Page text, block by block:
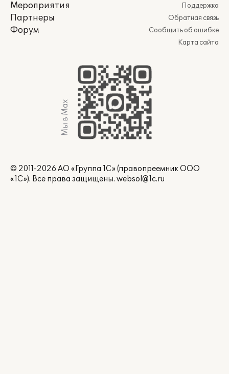
Мероприятия
Партнеры
Форум
Поддержка
Обратная связь
Сообщить об ошибке
Карта сайта
Мы в Max
© 2011-2026 АО «Группа 1С» (правопреемник ООО
«1С»). Все права защищены. websol@1c.ru